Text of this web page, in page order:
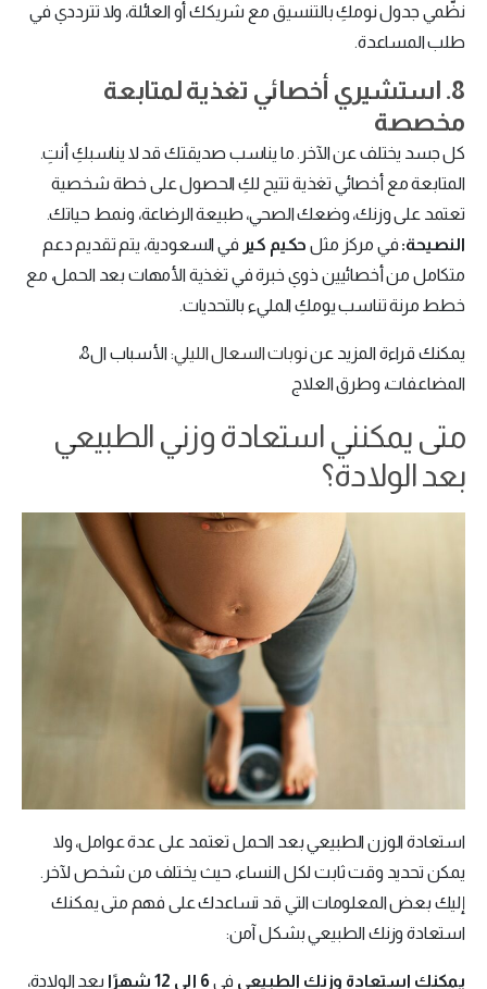
نظّمي جدول نومكِ بالتنسيق مع شريكك أو العائلة، ولا تترددي في
طلب المساعدة.
8. استشيري أخصائي تغذية لمتابعة
مخصصة
كل جسد يختلف عن الآخر. ما يناسب صديقتك قد لا يناسبكِ أنتِ.
المتابعة مع أخصائي تغذية تتيح لكِ الحصول على خطة شخصية
تعتمد على وزنك، وضعك الصحي، طبيعة الرضاعة، ونمط حياتك.
النصيحة: في مركز مثل حكيم كير في السعودية، يتم تقديم دعم
متكامل من أخصائيين ذوي خبرة في تغذية الأمهات بعد الحمل، مع
خطط مرنة تناسب يومكِ المليء بالتحديات.
يمكنك قراءة المزيد عننوبات السعال الليلي
: الأسباب ال8،
المضاعفات، وطرق العلاج
متى يمكنني استعادة وزني الطبيعي
بعد الولادة؟
استعادة الوزن الطبيعي بعد الحمل تعتمد على عدة عوامل، ولا
يمكن تحديد وقت ثابت لكل النساء، حيث يختلف من شخص لآخر.
إليك بعض المعلومات التي قد تساعدك على فهم متى يمكنك
استعادة وزنك الطبيعي بشكل آمن:
يمكنكِ استعادة وزنك الطبيعي في6 إلى 12 شهرًا بعد الولادة،